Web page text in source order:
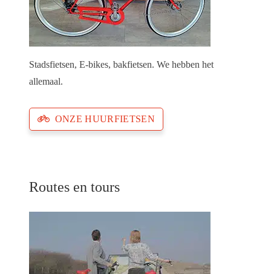
Stadsfietsen, E-bikes, bakfietsen. We hebben het
allemaal.
ONZE HUURFIETSEN
Routes en tours